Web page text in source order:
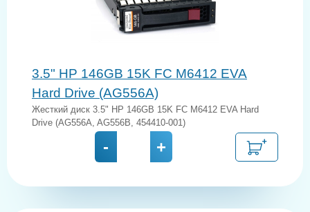
3.5" HP 146GB 15K FC M6412 EVA
Hard Drive (AG556A)
Жесткий диск 3.5" HP 146GB 15K FC M6412 EVA Hard
Drive (AG556A, AG556B, 454410-001)
- +